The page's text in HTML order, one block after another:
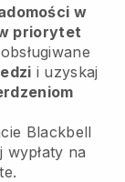
w
priorytet
i uzyskaj
Blackbell
na